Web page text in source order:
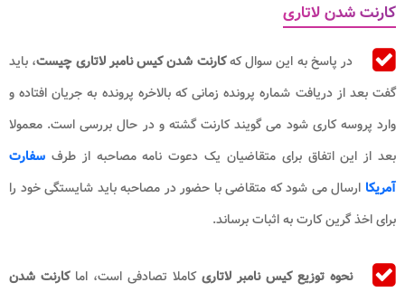
کارنت شدن لاتاری
در پاسخ به این سوال کهکارنت شدن کیس نامبر لاتاری چیست، باید
گفت بعد از دریافت شماره پرونده زمانی که بالاخره پرونده به جریان افتاده و
وارد پروسه کاری شود می گویند کارنت گشته و در حال بررسی است. معمولا
بعد از این اتفاق برای متقاضیان یک دعوت نامه مصاحبه از طرف سفارت
آمریکا ارسال می شود که متقاضی با حضور در مصاحبه باید شایستگی خود را
برای اخذ گرین کارت به اثبات برساند.
نحوه توزیع کیس نامبر لاتاری کاملا تصادفی است، اماکارنت شدن